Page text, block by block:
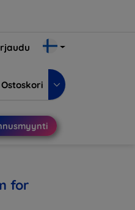
Ostoskori
for